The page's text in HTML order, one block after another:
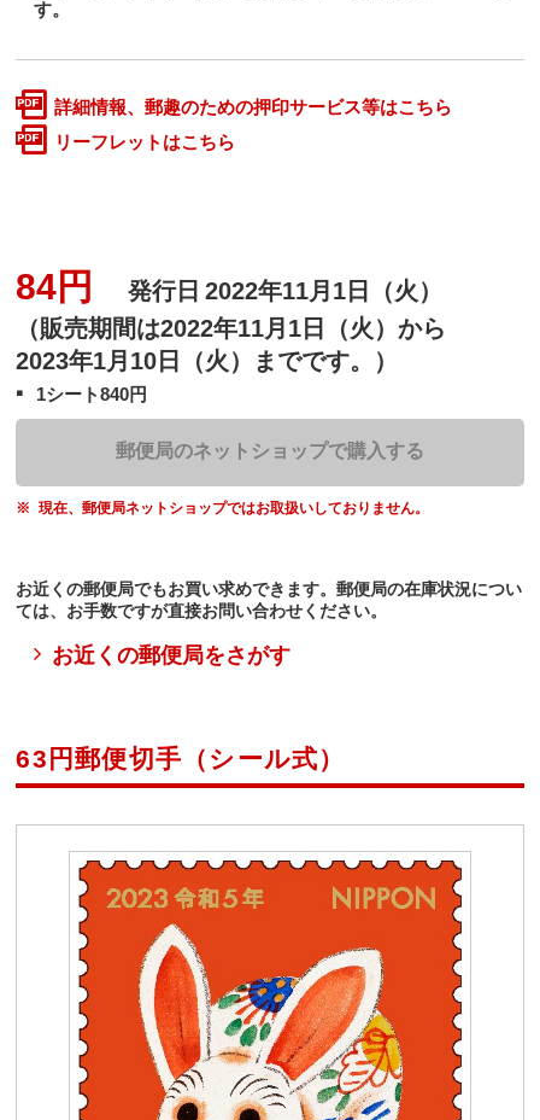
す。
詳細情報、郵趣のための押印サービス等はこちら
リーフレットはこちら
84円 発行日 2022年11月1日（火）
（販売期間は2022年11月1日（火）から
2023年1月10日（火）までです。）
1シート840円
郵便局のネットショップで購入する
現在、郵便局ネットショップではお取扱いしておりません。
お近くの郵便局でもお買い求めできます。郵便局の在庫状況につい
ては、お手数ですが直接お問い合わせください。
お近くの郵便局をさがす
63円郵便切手（シール式）